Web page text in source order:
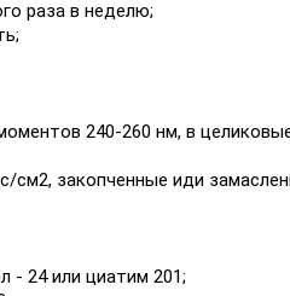
раза в неделю;
240-260 нм, в
см2, закопченные иди
- 24 или циатим 201;